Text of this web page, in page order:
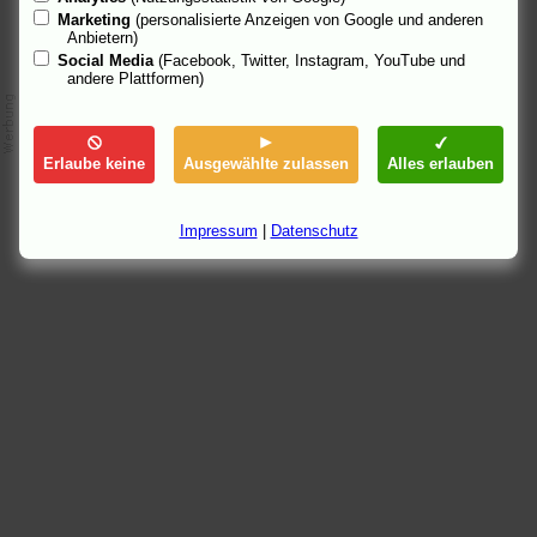
Marketing (personalisierte Anzeigen von Google und anderen
Anbietern)
Social Media (Facebook, Twitter, Instagram, YouTube und
andere Plattformen)
Erlaube keine Ausgewählte zulassen Alles erlauben
Impressum Datenschutz